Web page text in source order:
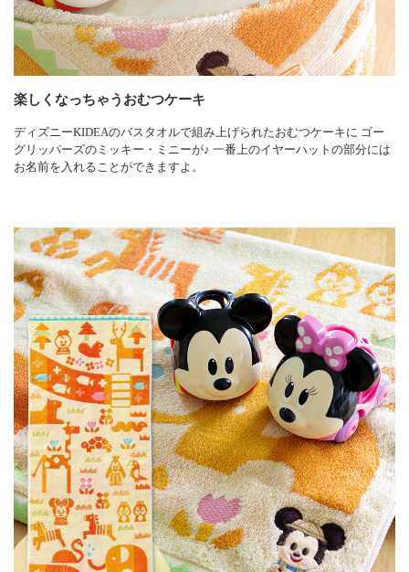
楽しくなっちゃうおむつケーキ
ディズニーKIDEAのバスタオルで組み上げられたおむつケーキに ゴー
グリッパーズのミッキー・ミニーが♪ 一番上のイヤーハットの部分には
お名前を入れることができますよ。